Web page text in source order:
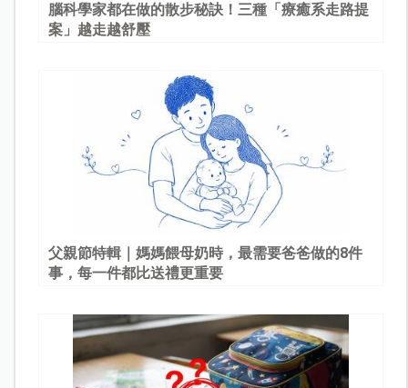
腦科學家都在做的散步秘訣！三種「療癒系走路提
案」越走越舒壓
父親節特輯｜媽媽餵母奶時，最需要爸爸做的8件
事，每一件都比送禮更重要